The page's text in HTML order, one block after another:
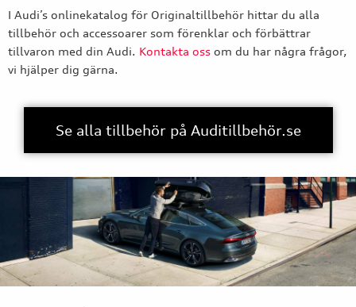
I Audi’s onlinekatalog för Originaltillbehör hittar du alla
tillbehör och accessoarer som förenklar och förbättrar
tillvaron med din Audi. Kontakta oss om du har några frågor,
vi hjälper dig gärna.
Se alla tillbehör på Auditillbehör.se